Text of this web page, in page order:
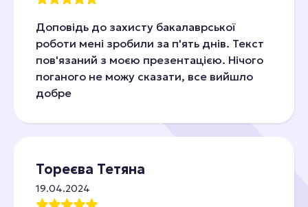
Доповідь до захисту бакалаврської
роботи мені зробили за п'ять днів. Текст
пов'язаний з моєю презентацією. Нічого
поганого не можу сказати, все вийшло
добре
Тореєва Тетяна
19.04.2024